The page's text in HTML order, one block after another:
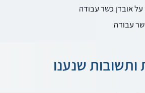
אובדן כשר עבודה
עבודה
שנענו